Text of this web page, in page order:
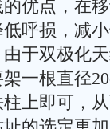
优点，在
呼损，减
于双极化
一根直径
上即可，